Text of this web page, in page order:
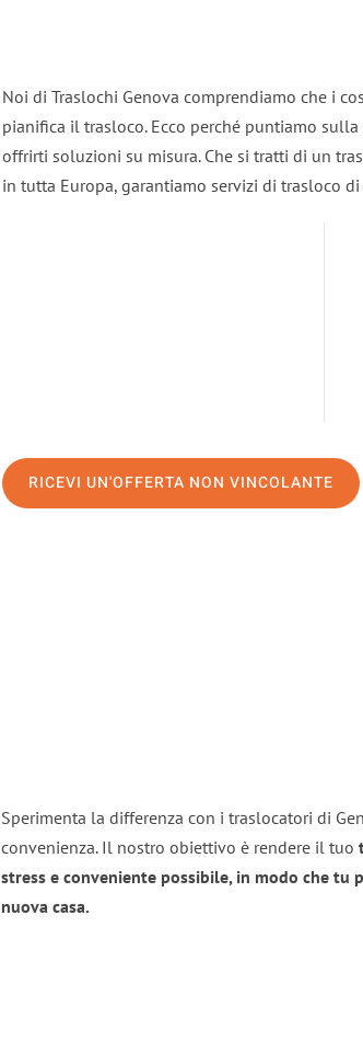
Noi di Traslochi Genova comprendiamo che i
pianifica il trasloco. Ecco perché puntiamo sulla
offrirti soluzioni su misura. Che si tratti di un
in tutta Europa, garantiamo servizi di trasloco
RICEVI UN'OFFERTA NON VINCOLANTE
Sperimenta la differenza con i traslocatori di
convenienza. Il nostro obiettivo è rendere il tuo
stress e conveniente possibile, in modo che tu
nuova casa.